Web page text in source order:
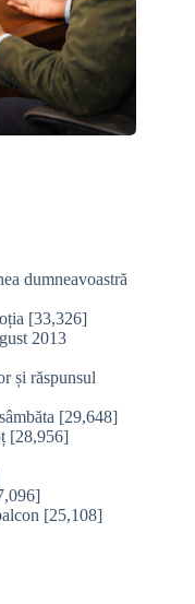
dumneavoastră
[33,326]
2013
și răspunsul
[29,648]
[28,956]
[25,108]